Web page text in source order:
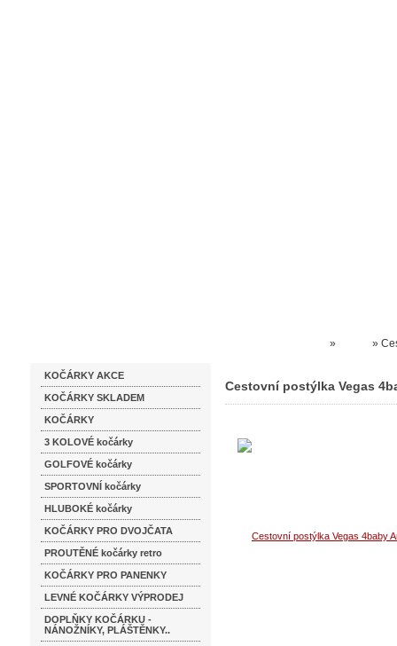
KOČÁRKY AKCE
KOČÁRKY SKLADEM
KOČÁRKY
3 KOLOVÉ kočárky
GOLFOVÉ kočárky
SPORTOVNÍ kočárky
HLUBOKÉ kočárky
KOČÁRKY PRO DVOJČATA
PROUTĚNÉ kočárky retro
KOČÁRKY PRO PANENKY
LEVNÉ KOČÁRKY VÝPRODEJ
DOPLŇKY KOČÁRKU -
NÁNOŽNÍKY, PLÁŠTĚNKY..
» »
Cestovní postýlka Vegas